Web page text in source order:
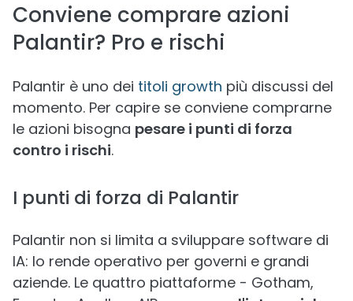
Conviene comprare azioni
Palantir? Pro e rischi
Palantir è uno dei titoli growth più discussi del
momento. Per capire se conviene comprarne
le azioni bisogna pesare i punti di forza
contro i rischi.
I punti di forza di Palantir
Palantir non si limita a sviluppare software di
IA: lo rende operativo per governi e grandi
aziende. Le quattro piattaforme - Gotham,